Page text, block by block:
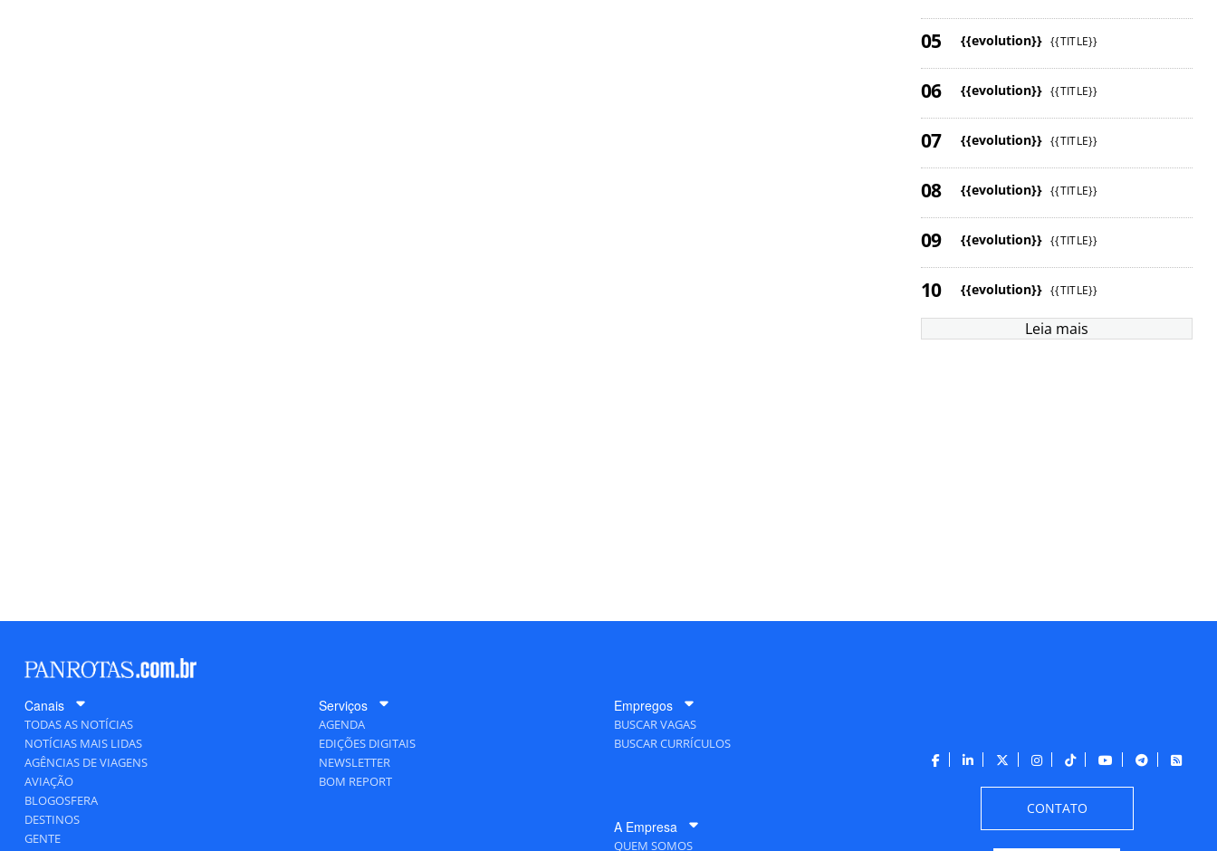
{{evolution}} {{TITLE}}
{{evolution}} {{TITLE}}
{{evolution}} {{TITLE}}
{{evolution}} {{TITLE}}
{{evolution}} {{TITLE}}
{{evolution}} {{TITLE}}
Leia mais
Canais
TODAS AS NOTÍCIAS
NOTÍCIAS MAIS LIDAS
AGÊNCIAS DE VIAGENS
AVIAÇÃO
BLOGOSFERA
DESTINOS
GENTE
Serviços
AGENDA
EDIÇÕES DIGITAIS
NEWSLETTER
BOM REPORT
Empregos
BUSCAR VAGAS
BUSCAR CURRÍCULOS
A Empresa
QUEM SOMOS
CONTATO